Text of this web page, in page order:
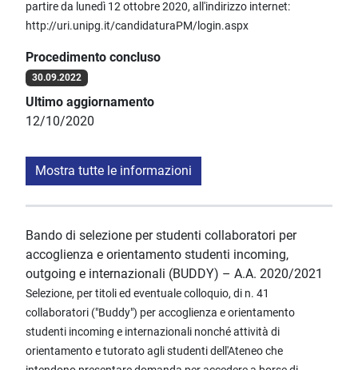
partire da lunedì 12 ottobre 2020, all'indirizzo internet:
http://uri.unipg.it/candidaturaPM/login.aspx
Procedimento concluso
30.09.2022
Ultimo aggiornamento
12/10/2020
Mostra tutte le informazioni
Bando di selezione per studenti collaboratori per
accoglienza e orientamento studenti incoming,
outgoing e internazionali (BUDDY) – A.A. 2020/2021
Selezione, per titoli ed eventuale colloquio, di n. 41
collaboratori ("Buddy") per accoglienza e orientamento
studenti incoming e internazionali nonché attività di
orientamento e tutorato agli studenti dell'Ateneo che